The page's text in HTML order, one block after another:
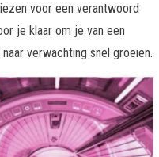
voor een verantwoord
je klaar om je van een
verwachting snel groeien.